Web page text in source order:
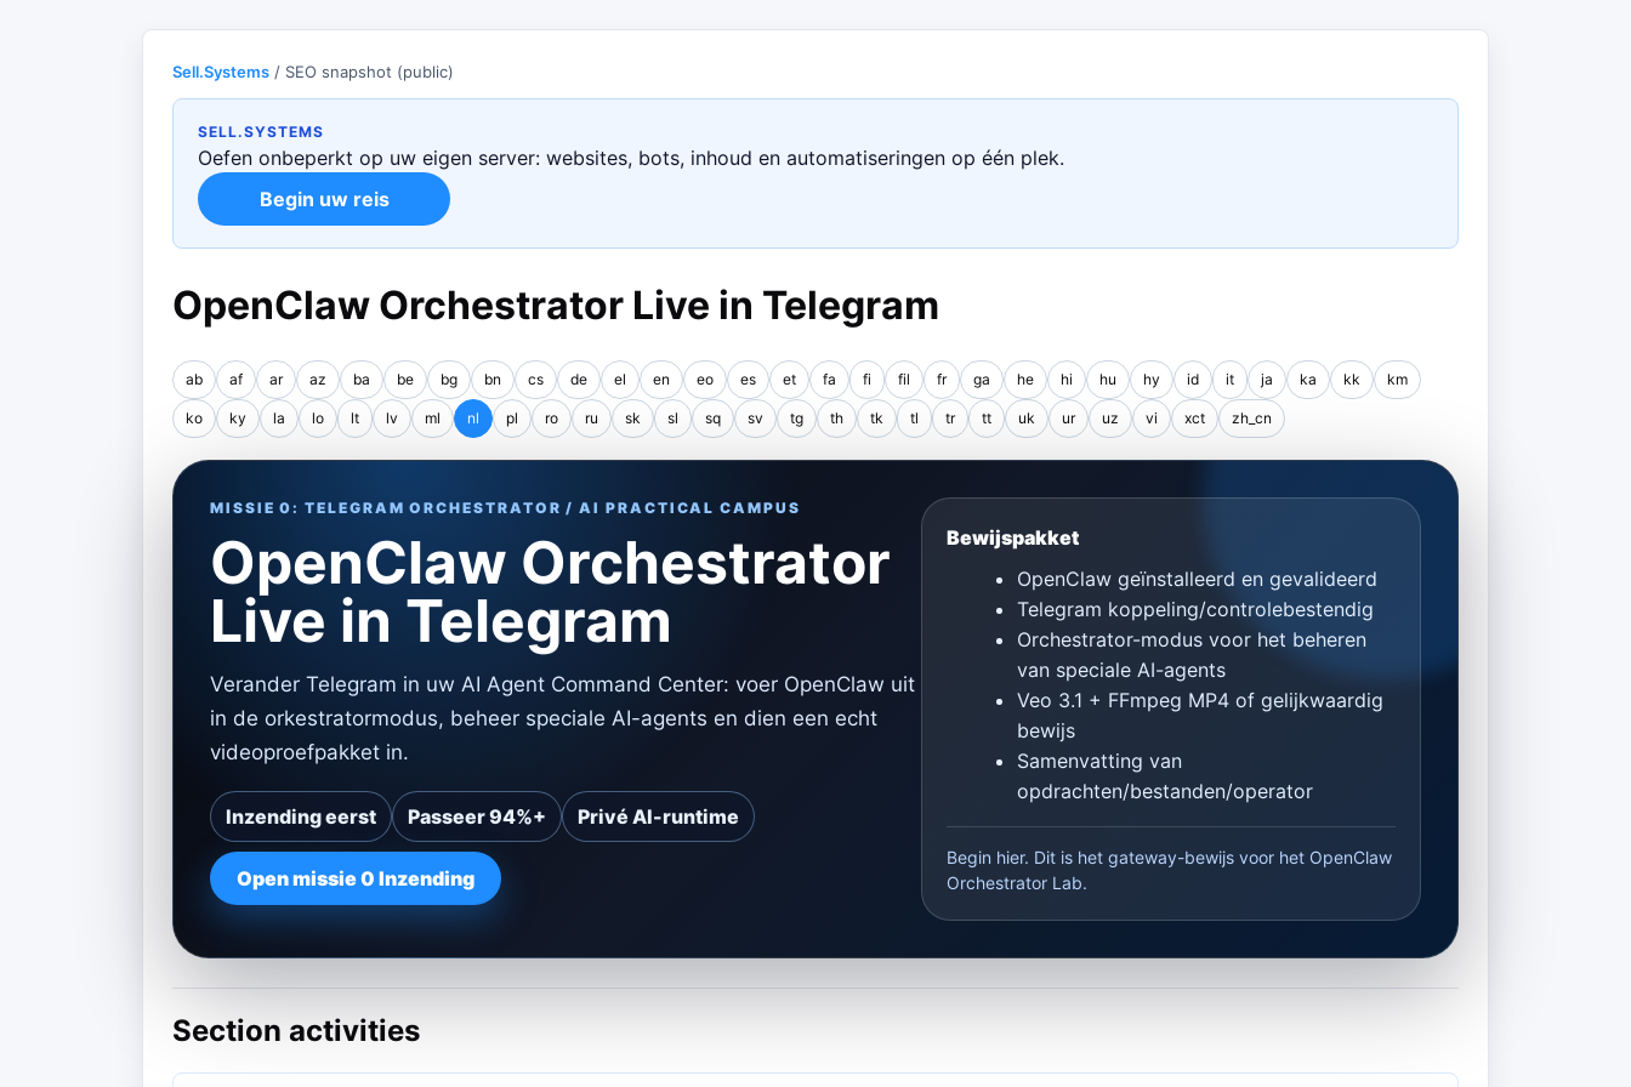
Sell.Systems / SEO snapshot (public)
SELL.SYSTEMS
Oefen onbeperkt op uw eigen server: websites, bots, inhoud en automatiseringen op één plek.
Begin uw reis
OpenClaw Orchestrator Live in Telegram
ab af ar az ba be bg bn cs de el en eo es et fa fi fil fr ga he hi hu hy id it ja ka kk km
ko ky la lo lt lv ml nl pl ro ru sk sl sq sv tg th tk tl tr tt uk ur uz vi xct zh_cn
MISSIE 0: TELEGRAM ORCHESTRATOR / AI PRACTICAL CAMPUS
OpenClaw Orchestrator
Live in Telegram
Verander Telegram in uw AI Agent Command Center: voer OpenClaw uit
in de orkestratormodus, beheer speciale AI-agents en dien een echt
videoproefpakket in.
Inzending eerst Passeer 94%+ Privé AI-runtime
Open missie 0 Inzending
Bewijspakket
OpenClaw geïnstalleerd en gevalideerd
Telegram koppeling/controlebestendig
Orchestrator-modus voor het beheren
van speciale AI-agents
Veo 3.1 + FFmpeg MP4 of gelijkwaardig
bewijs
Samenvatting van
opdrachten/bestanden/operator
Begin hier. Dit is het gateway-bewijs voor het OpenClaw
Orchestrator Lab.
Section activities